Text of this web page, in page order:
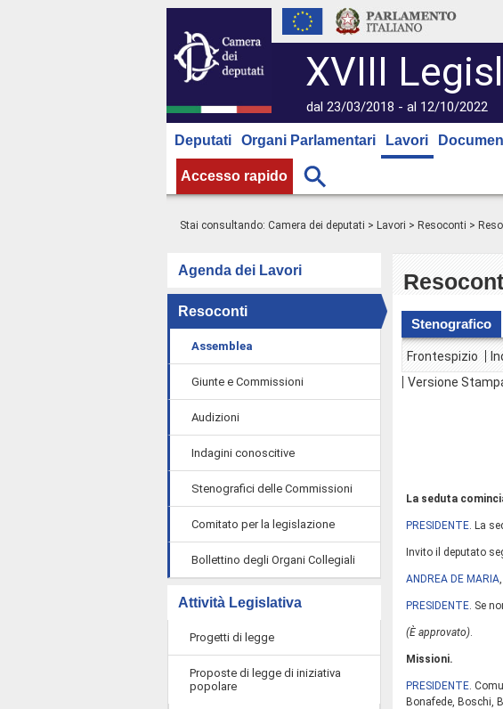
XVIII
dal 23/03/2018 - al 12/10/2022
Deputati Organi Parlamentari Lavori
Accesso rapido
Stai consultando: Camera dei deputati > Lavori > Resoconti >
Agenda dei Lavori
Resoconti
Assemblea
Giunte e Commissioni
Audizioni
Indagini conoscitive
Stenografici delle Commissioni
Comitato per la legislazione
Bollettino degli Organi Collegiali
Attività Legislativa
Progetti di legge
Proposte di legge di iniziativa
popolare
Stenografico
Frontespizio
Versione
La seduta
PRESIDENTE. La
Invito il deputato
ANDREA DE MARIA,
PRESIDENTE. Se
(È approvato).
Missioni.
PRESIDENTE.
Bonafede, Boschi,